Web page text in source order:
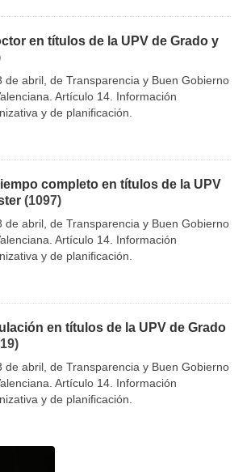
en títulos de la UPV de Grado y
de abril, de Transparencia y Buen Gobierno
Artículo 14. Información
y de planificación.
completo en títulos de la UPV
(1097)
de abril, de Transparencia y Buen Gobierno
Artículo 14. Información
y de planificación.
en títulos de la UPV de Grado
de abril, de Transparencia y Buen Gobierno
Artículo 14. Información
y de planificación.